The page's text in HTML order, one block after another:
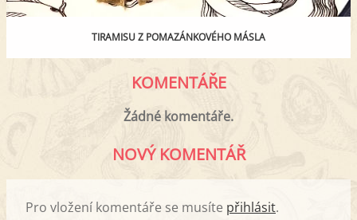
TIRAMISU Z POMAZÁNKOVÉHO MÁSLA
KOMENTÁŘE
Žádné komentáře.
NOVÝ KOMENTÁŘ
Pro vložení komentáře se musíte přihlásit.